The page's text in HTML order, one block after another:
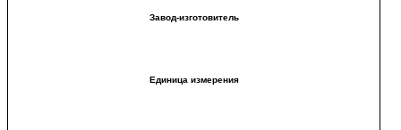
Завод-изготовитель
Единица измерения